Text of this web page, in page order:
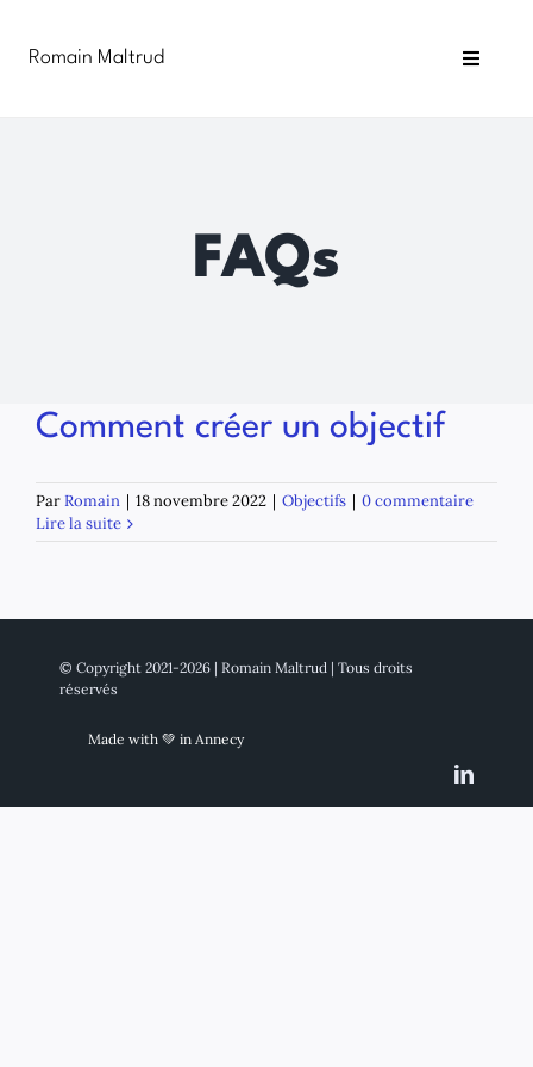
contenuRomain Maltrud
Toggle
Infographies
FAQs
Comment créer un objectif
ParRomain | 18 novembre 2022 | Objectifs | 0 commentaire
Lire la suite
© Copyright 2021-2026 | Romain Maltrud | Tous droits
réservés
Made with 💚 in Annecy